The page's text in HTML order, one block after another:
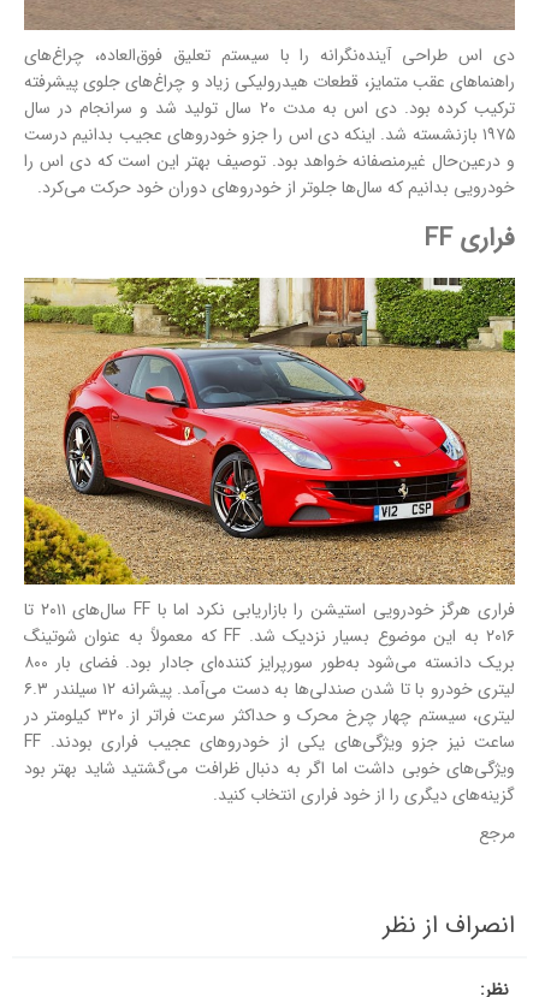
دی اس طراحی آینده‌نگرانه را با سیستم تعلیق فوق‌العاده، چراغ‌های
راهنماهای عقب متمایز، قطعات هیدرولیکی زیاد و چراغ‌های جلوی پیشرفته
ترکیب کرده بود. دی اس به مدت ۲۰ سال تولید شد و سرانجام در سال
۱۹۷۵ بازنشسته شد. اینکه دی اس را جزو خودروهای عجیب بدانیم درست
و درعین‌حال غیرمنصفانه خواهد بود. توصیف بهتر این است که دی اس را
خودرویی بدانیم که سال‌ها جلوتر از خودروهای دوران خود حرکت می‌کرد.
فراری FF
فراری هرگز خودرویی استیشن را بازاریابی نکرد اما با FF سال‌های ۲۰۱۱ تا
۲۰۱۶ به این موضوع بسیار نزدیک شد. FF که معمولاً به عنوان شوتینگ
بریک دانسته می‌شود به‌طور سورپرایز کننده‌ای جادار بود. فضای بار ۸۰۰
لیتری خودرو با تا شدن صندلی‌ها به دست می‌آمد. پیشرانه ۱۲ سیلندر ۶.۳
لیتری، سیستم چهار چرخ محرک و حداکثر سرعت فراتر از ۳۲۰ کیلومتر در
ساعت نیز جزو ویژگی‌های یکی از خودروهای عجیب فراری بودند. FF
ویژگی‌های خوبی داشت اما اگر به دنبال ظرافت می‌گشتید شاید بهتر بود
گزینه‌های دیگری را از خود فراری انتخاب کنید.
مرجع
انصراف از نظر
نظر: